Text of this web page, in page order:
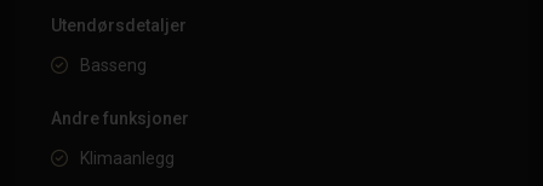
Utendørsdetaljer
Basseng
Andre funksjoner
Klimaanlegg